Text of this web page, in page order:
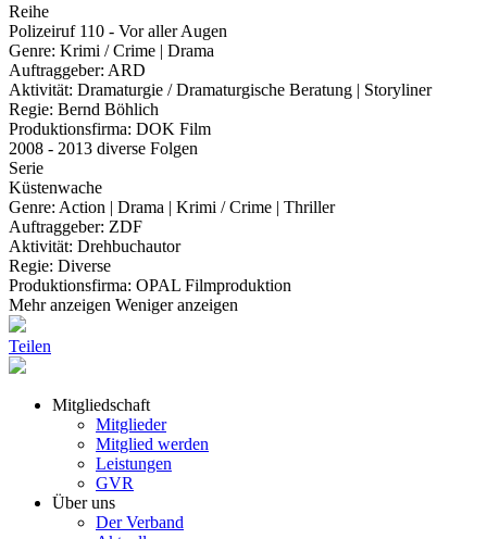
Reihe
Polizeiruf 110 - Vor aller Augen
Genre: Krimi / Crime | Drama
Auftraggeber: ARD
Aktivität: Dramaturgie / Dramaturgische Beratung | Storyliner
Regie: Bernd Böhlich
Produktionsfirma: DOK Film
2008 - 2013 diverse Folgen
Serie
Küstenwache
Genre: Action | Drama | Krimi / Crime | Thriller
Auftraggeber: ZDF
Aktivität: Drehbuchautor
Regie: Diverse
Produktionsfirma: OPAL Filmproduktion
Mehr anzeigen Weniger anzeigen
Teilen
Mitgliedschaft
Mitglieder
Mitglied werden
Leistungen
GVR
Über uns
Der Verband